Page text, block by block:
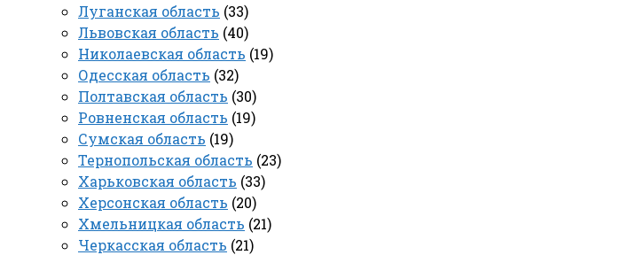
Луганская область (33)
Львовская область (40)
Николаевская область (19)
Одесская область (32)
Полтавская область (30)
Ровненская область (19)
Сумская область (19)
Тернопольская область (23)
Харьковская область (33)
Херсонская область (20)
Хмельницкая область (21)
Черкасская область (21)